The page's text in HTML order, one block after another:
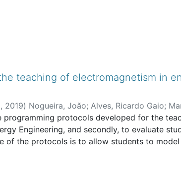
teaching of electromagnetism in
, 2019) Nogueira, João; Alves, Ricardo Gaio;
for Education and Development
protocols developed for the
Engineering, and secondly, to evaluate
of the protocols is to allow students to
that is made when considering certain
eighteen students from the two